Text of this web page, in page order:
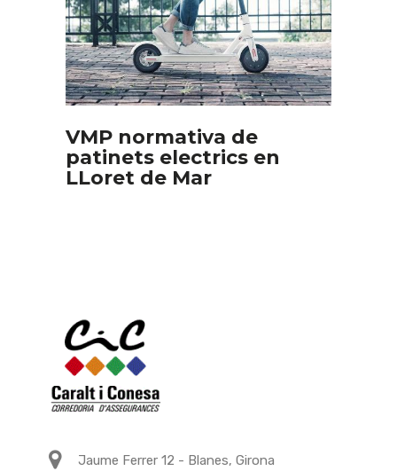
VMP normativa de
patinets electrics en
LLoret de Mar
Jaume Ferrer 12 - Blanes, Girona